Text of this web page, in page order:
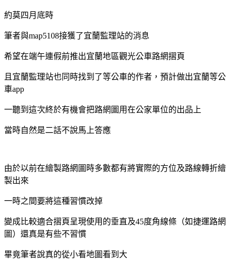
約莫四月底時
筆者與map5108接獲了宜蘭監理站的消息
希望在端午連假前推出宜蘭地區觀光公車路網摺頁
且宜蘭監理站也同時找到了等公車的作者，預計做出宜蘭等公
車app
一聽到這次終於有機會把路網圖用在公家單位的出品上
當時自然是二話不說馬上答應
由於以前在繪製路網圖時多數都有將實際的方位及路線轉折繪
製出來
一時之間要將這種習慣改掉
變成比較適合摺頁呈現使用的垂直及45度角線條（如捷運路網
圖）還真是有些不習慣
畢竟筆者說真的從小看地圖看到大